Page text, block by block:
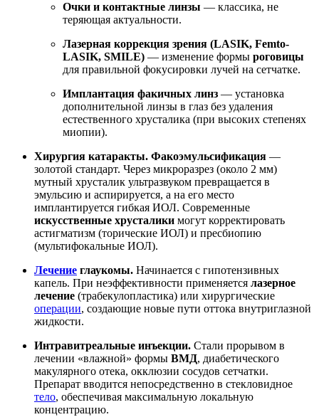
Очки и контактные линзы — классика, не
теряющая актуальности.
Лазерная коррекция зрения (LASIK, Femto-
LASIK, SMILE) — изменение формы роговицы
для правильной фокусировки лучей на сетчатке.
Имплантация факичных линз — установка
дополнительной линзы в глаз без удаления
естественного хрусталика (при высоких степенях
миопии).
Хирургия катаракты. Факоэмульсификация —
золотой стандарт. Через микроразрез (около 2 мм)
мутный хрусталик ультразвуком превращается в
эмульсию и аспирируется, а на его место
имплантируется гибкая ИОЛ. Современные
искусственные хрусталики могут корректировать
астигматизм (торические ИОЛ) и пресбиопию
(мультифокальные ИОЛ).
Лечение глаукомы. Начинается с гипотензивных
капель. При неэффективности применяется лазерное
лечение (трабекулопластика) или хирургические
операции, создающие новые пути оттока внутриглазной
жидкости.
Интравитреальные инъекции. Стали прорывом в
лечении «влажной» формы ВМД, диабетического
макулярного отека, окклюзии сосудов сетчатки.
Препарат вводится непосредственно в стекловидное
тело, обеспечивая максимальную локальную
концентрацию.